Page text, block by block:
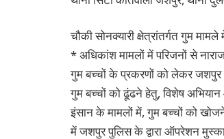
चौकी सोनक्यारी क्षेत्रांतर्गत गुम
* अधिकांश मामलों में परिजनों से
गुम बच्चों के प्रकरणों को लेकर जशपुर
गुम बच्चों को ढूंढने हेतु, विशेष
इंसान के मामलों में, गुम बच्चों को
में जशपुर पुलिस के द्वारा ऑपरेशन